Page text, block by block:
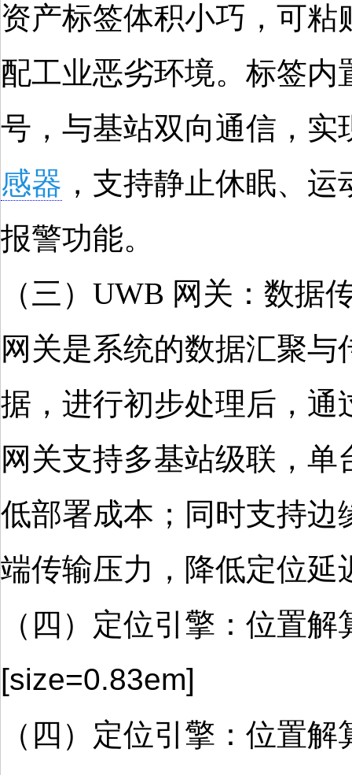
资产标签体积小巧，可粘
配工业恶劣环境。标签
号，与基站双向通信，
感器 ，支持静止休眠、
报警功能。
（三）UWB 网关：数据
网关是系统的数据汇聚
据，进行初步处理后，
网关支持多基站级联，
低部署成本；同时支持
端传输压力，降低定位延
（四）定位引擎：位置解
[size=0.83em]
（四）定位引擎：位置